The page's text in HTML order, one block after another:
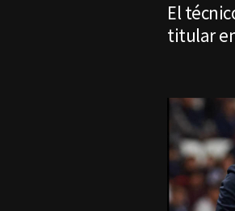
El
titular